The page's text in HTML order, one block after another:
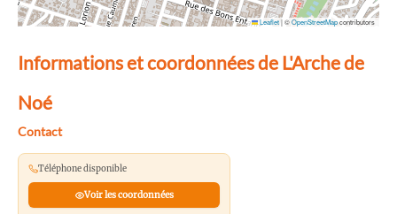
Leaflet|©OpenStreetMapcontributors
Informations et coordonnées de L'Arche de
Noé
Contact
Téléphone disponible
Voir les coordonnées